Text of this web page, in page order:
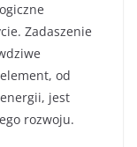
Zadaszenie
od
jest
rozwoju.